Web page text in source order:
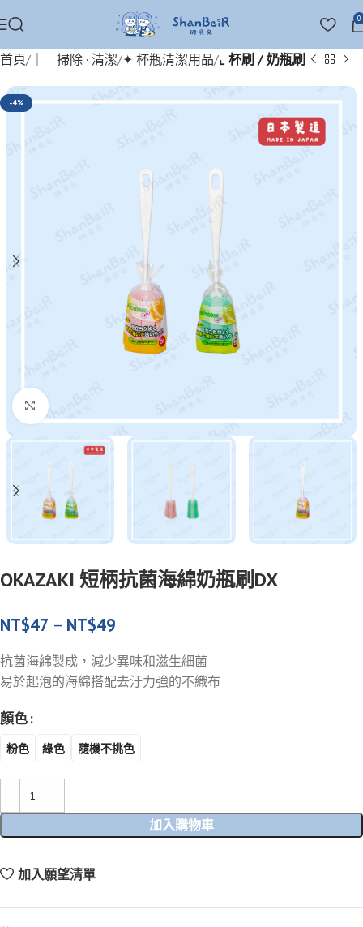
0
首頁 ｜ 掃除 · 清潔 ✦ 杯瓶清潔用品 ⌞ 杯刷 / 奶瓶刷
-4%
Click to enlarge
OKAZAKI 短柄抗菌海綿奶瓶刷DX
NT$47 – NT$49
抗菌海綿製成，減少異味和滋生細菌
易於起泡的海綿搭配去汙力強的不織布
顏色
粉色 綠色 隨機不挑色
加入購物車
加入願望清單